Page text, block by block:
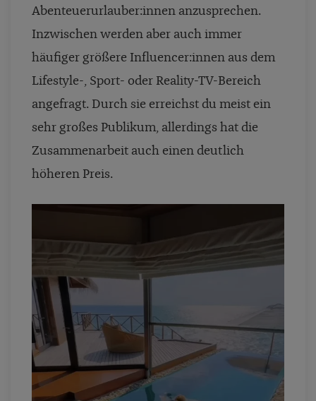
Abenteuerurlauber:innen anzusprechen.
Inzwischen werden aber auch immer
häufiger größere Influencer:innen aus dem
Lifestyle-, Sport- oder Reality-TV-Bereich
angefragt. Durch sie erreichst du meist ein
sehr großes Publikum, allerdings hat die
Zusammenarbeit auch einen deutlich
höheren Preis.